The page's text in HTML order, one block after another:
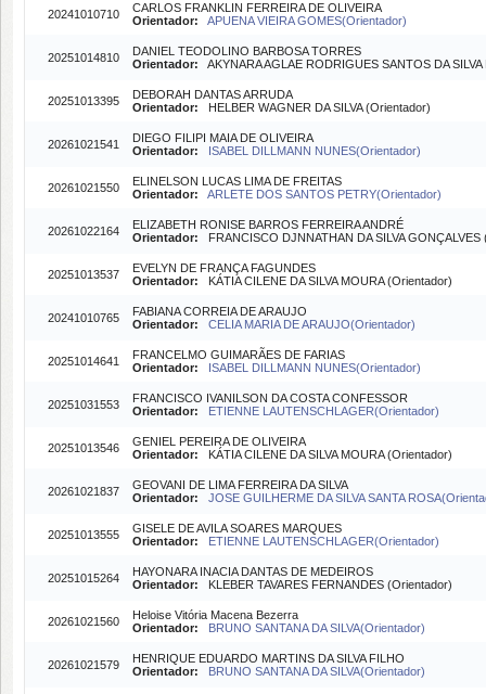
20241010710
CARLOS FRANKLIN FERREIRA DE OLIVEIRA
Orientador:
APUENA VIEIRA GOMES(Orientador)
20251014810
DANIEL TEODOLINO BARBOSA TORRES
Orientador: AKYNARA AGLAE RODRIGUES SANTOS DA
20251013395
DEBORAH DANTAS ARRUDA
Orientador: HELBER WAGNER DA SILVA (Orientador)
20261021541
DIEGO FILIPI MAIA DE OLIVEIRA
Orientador:
ISABEL DILLMANN NUNES(Orientador)
20261021550
ELINELSON LUCAS LIMA DE FREITAS
Orientador:
ARLETE DOS SANTOS PETRY(Orientador)
20261022164
ELIZABETH RONISE BARROS FERREIRA ANDRÉ
Orientador: FRANCISCO DJNNATHAN DA SILVA GONÇALVES
20251013537
EVELYN DE FRANÇA FAGUNDES
Orientador: KÁTIA CILENE DA SILVA MOURA (Orientador)
20241010765
FABIANA CORREIA DE ARAUJO
Orientador:
CELIA MARIA DE ARAUJO(Orientador)
20251014641
FRANCELMO GUIMARÃES DE FARIAS
Orientador:
ISABEL DILLMANN NUNES(Orientador)
20251031553
FRANCISCO IVANILSON DA COSTA CONFESSOR
Orientador:
ETIENNE LAUTENSCHLAGER(Orientador)
20251013546
GENIEL PEREIRA DE OLIVEIRA
Orientador: KÁTIA CILENE DA SILVA MOURA (Orientador)
20261021837
GEOVANI DE LIMA FERREIRA DA SILVA
Orientador:
JOSE GUILHERME DA SILVA SANTA
20251013555
GISELE DE AVILA SOARES MARQUES
Orientador:
ETIENNE LAUTENSCHLAGER(Orientador)
20251015264
HAYONARA INACIA DANTAS DE MEDEIROS
Orientador: KLEBER TAVARES FERNANDES (Orientador)
20261021560
Heloise Vitória Macena Bezerra
Orientador:
BRUNO SANTANA DA SILVA(Orientador)
20261021579
HENRIQUE EDUARDO MARTINS DA SILVA FILHO
Orientador:
BRUNO SANTANA DA SILVA(Orientador)